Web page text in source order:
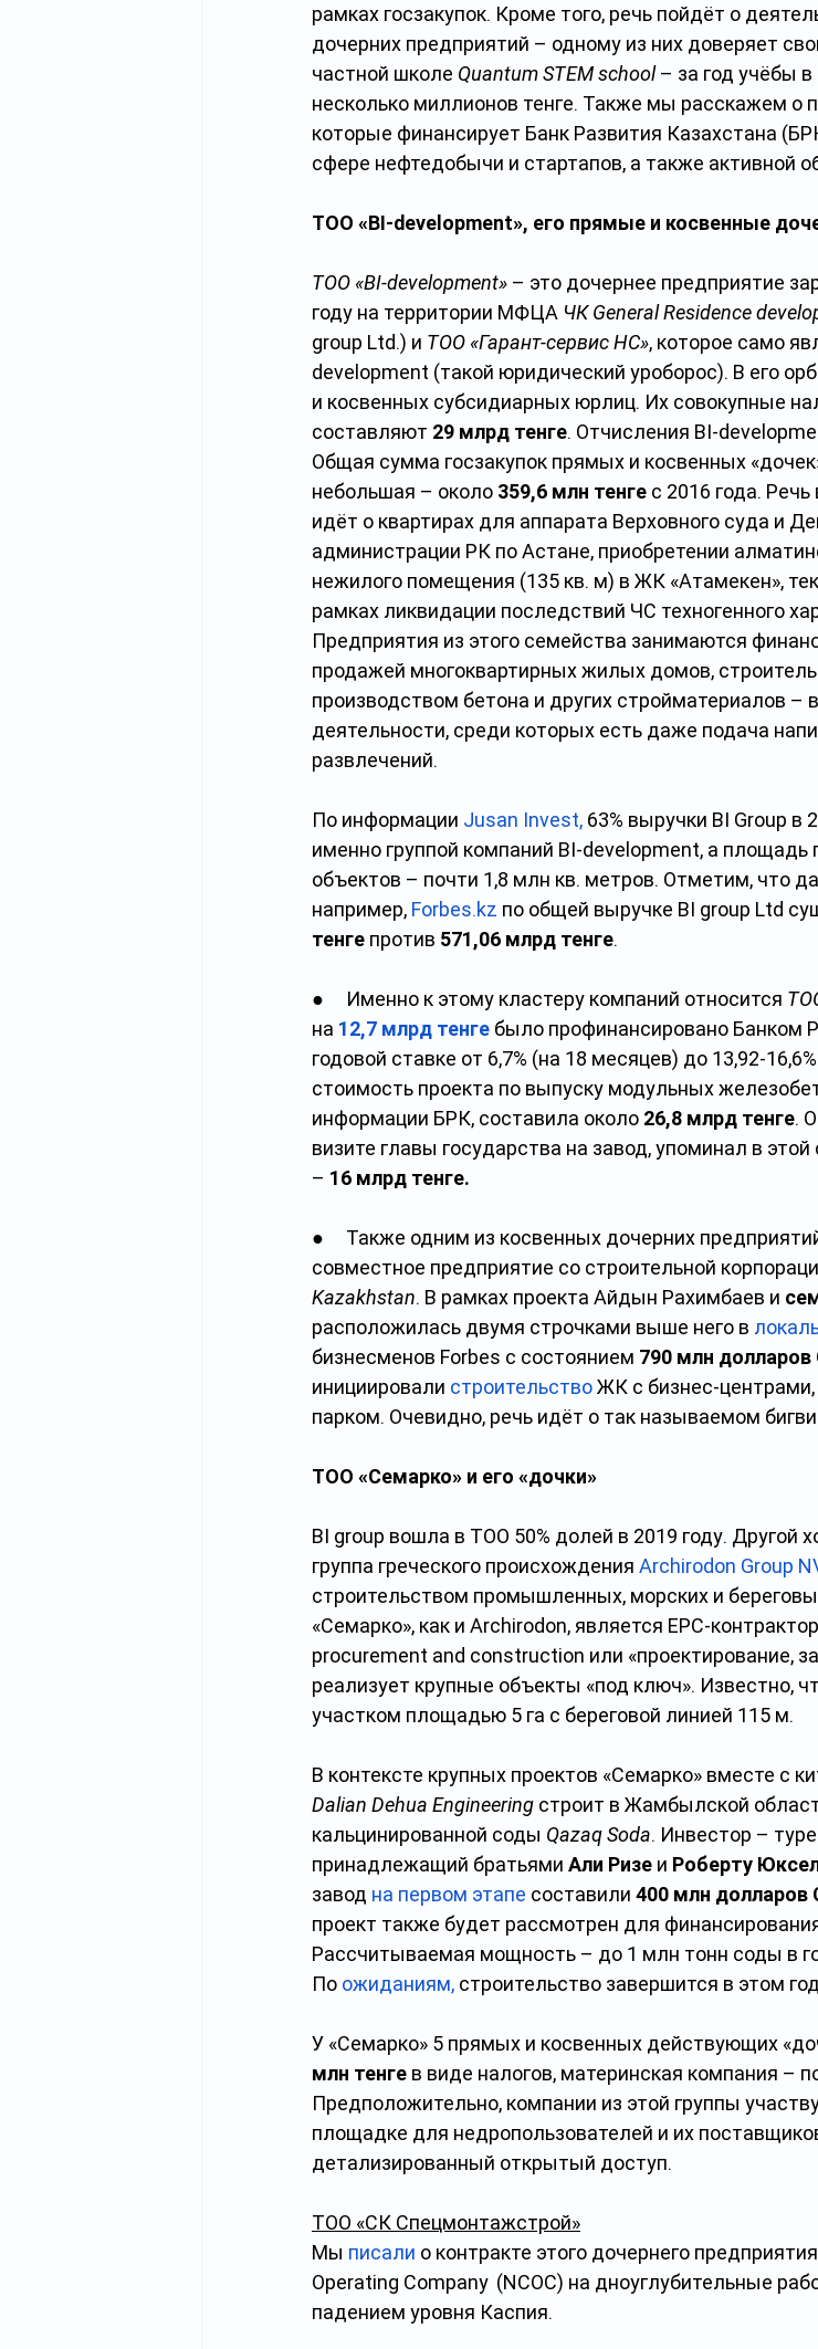
рамках госзакупок. Кроме того, речь пойдёт о
дочерних предприятий – одному из них доверяет
частной школе Quantum STEM school – за год учёбы
несколько миллионов тенге. Также мы расскажем о
которые финансирует Банк Развития Казахстана
сфере нефтедобычи и стартапов, а также активной
TOO «BI-development», его прямые и косвенные
TOO «BI-development» – это дочернее предприятие
году на территории МФЦА ЧК General Residence
group Ltd.) и ТОО «Гарант-сервис НС», которое само
development (такой юридический уроборос). В его
и косвенных субсидиарных юрлиц. Их совокупные
составляют 29 млрд тенге. Отчисления BI-
Общая сумма госзакупок прямых и косвенных
небольшая – около 359,6 млн тенге с 2016 года.
идёт о квартирах для аппарата Верховного суда и
администрации РК по Астане, приобретении
нежилого помещения (135 кв. м) в ЖК «Атамекен»,
рамках ликвидации последствий ЧС техногенного
Предприятия из этого семейства занимаются
продажей многоквартирных жилых домов,
производством бетона и других стройматериалов –
деятельности, среди которых есть даже подача
развлечений.
По информации Jusan Invest, 63% выручки BI Group в
именно группой компаний BI-development, а
объектов – почти 1,8 млн кв. метров. Отметим, что
например, Forbes.kz по общей выручке BI group Ltd
тенге против 571,06 млрд тенге.
●     Именно к этому кластеру компаний относится
на 12,7 млрд тенге было профинансировано Банком
годовой ставке от 6,7% (на 18 месяцев) до 13,92-
стоимость проекта по выпуску модульных
информации БРК, составила около 26,8 млрд тенге.
визите главы государства на завод, упоминал в
– 16 млрд тенге.
●     Также одним из косвенных дочерних
совместное предприятие со строительной
Kazakhstan. В рамках проекта Айдын Рахимбаев и
расположилась двумя строчками выше него в
бизнесменов Forbes с состоянием 790 млн
инициировали строительство ЖК с бизнес-
парком. Очевидно, речь идёт о так называемом
ТOO «Семарко» и его «дочки»
BI group вошла в ТОО 50% долей в 2019 году. Другой
группа греческого происхождения Archirodon Group
строительством промышленных, морских и
«Семарко», как и Archirodon, является EPC-
procurement and construction или «проектирование,
реализует крупные объекты «под ключ». Известно,
участком площадью 5 га с береговой линией 115 м.
В контексте крупных проектов «Семарко» вместе с
Dalian Dehua Engineering строит в Жамбылской
кальцинированной соды Qazaq Soda. Инвестор –
принадлежащий братьями Али Ризе и Роберту
завод на первом этапе составили 400 млн
проект также будет рассмотрен для
Рассчитываемая мощность – до 1 млн тонн соды в
По ожиданиям, строительство завершится в этом
У «Семарко» 5 прямых и косвенных действующих
млн тенге в виде налогов, материнская компания –
Предположительно, компании из этой группы
площадке для недропользователей и их
детализированный открытый доступ.
ТОО «СК Спецмонтажстрой»
Мы писали о контракте этого дочернего
Operating Company  (NCOC) на дноуглубительные
падением уровня Каспия.